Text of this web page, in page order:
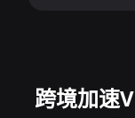
跨境加速